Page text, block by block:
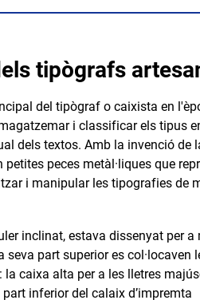
tipògrafs
del tipògraf o caixista en
i classificar els tipus
dels textos. Amb la invenció de
peces metàl·liques que
i manipular les tipografies de
inclinat, estava dissenyat per a
part superior es col·locaven
caixa alta per a les lletres
inferior del calaix d’impremta